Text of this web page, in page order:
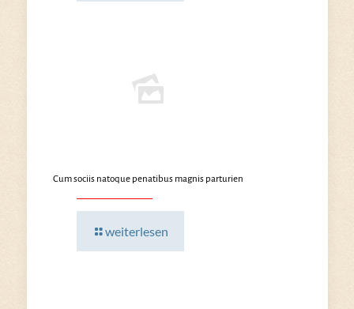
Cum sociis natoque penatibus magnis parturien
weiterlesen